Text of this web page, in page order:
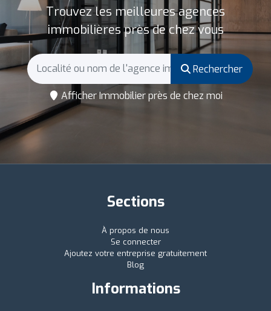
Trouvez les meilleures agences
immobilières près de chez vous
Rechercher
Afficher Immobilier près de chez moi
Sections
À propos de nous
Se connecter
Ajoutez votre entreprise gratuitement
Blog
Informations